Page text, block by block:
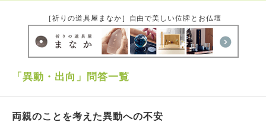
［祈りの道具屋まなか］自由で美しい位牌とお仏壇
「異動・出向」問答一覧
両親のことを考えた異動への不安